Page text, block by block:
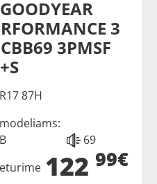
3
3PMSF
87H
69
122 99€